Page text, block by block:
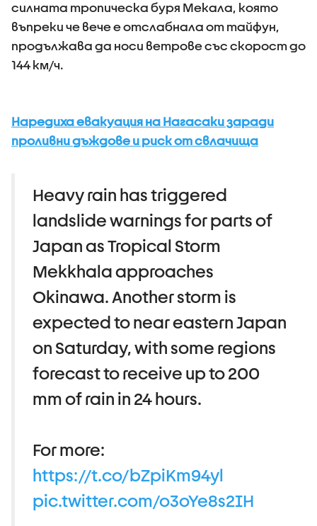
силната тропическа буря Мекала, която
въпреки че вече е отслабнала от тайфун,
продължава да носи ветрове със скорост до
144 км/ч.
Наредиха евакуация на Нагасаки заради
проливни дъждове и риск от свлачища
Heavy rain has triggered
landslide warnings for parts of
Japan as Tropical Storm
Mekkhala approaches
Okinawa. Another storm is
expected to near eastern Japan
on Saturday, with some regions
forecast to receive up to 200
mm of rain in 24 hours.
For more:
https://t.co/bZpiKm94yl
pic.twitter.com/o3oYe8s2IH